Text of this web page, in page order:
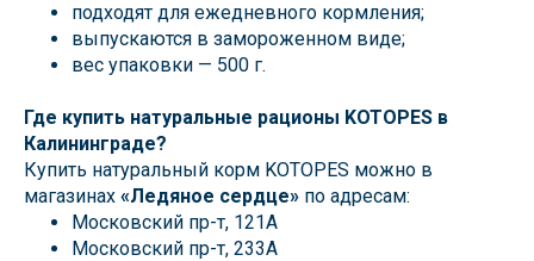
подходят для ежедневного кормления;
выпускаются в замороженном виде;
вес упаковки — 500 г.
Где купить натуральные рационы KOTOPES в
Калининграде?
Купить натуральный корм KOTOPES можно в
магазинах «Ледяное сердце» по адресам:
Московский пр-т, 121А
Московский пр-т, 233А